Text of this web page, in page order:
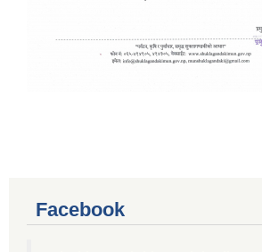
Facebook